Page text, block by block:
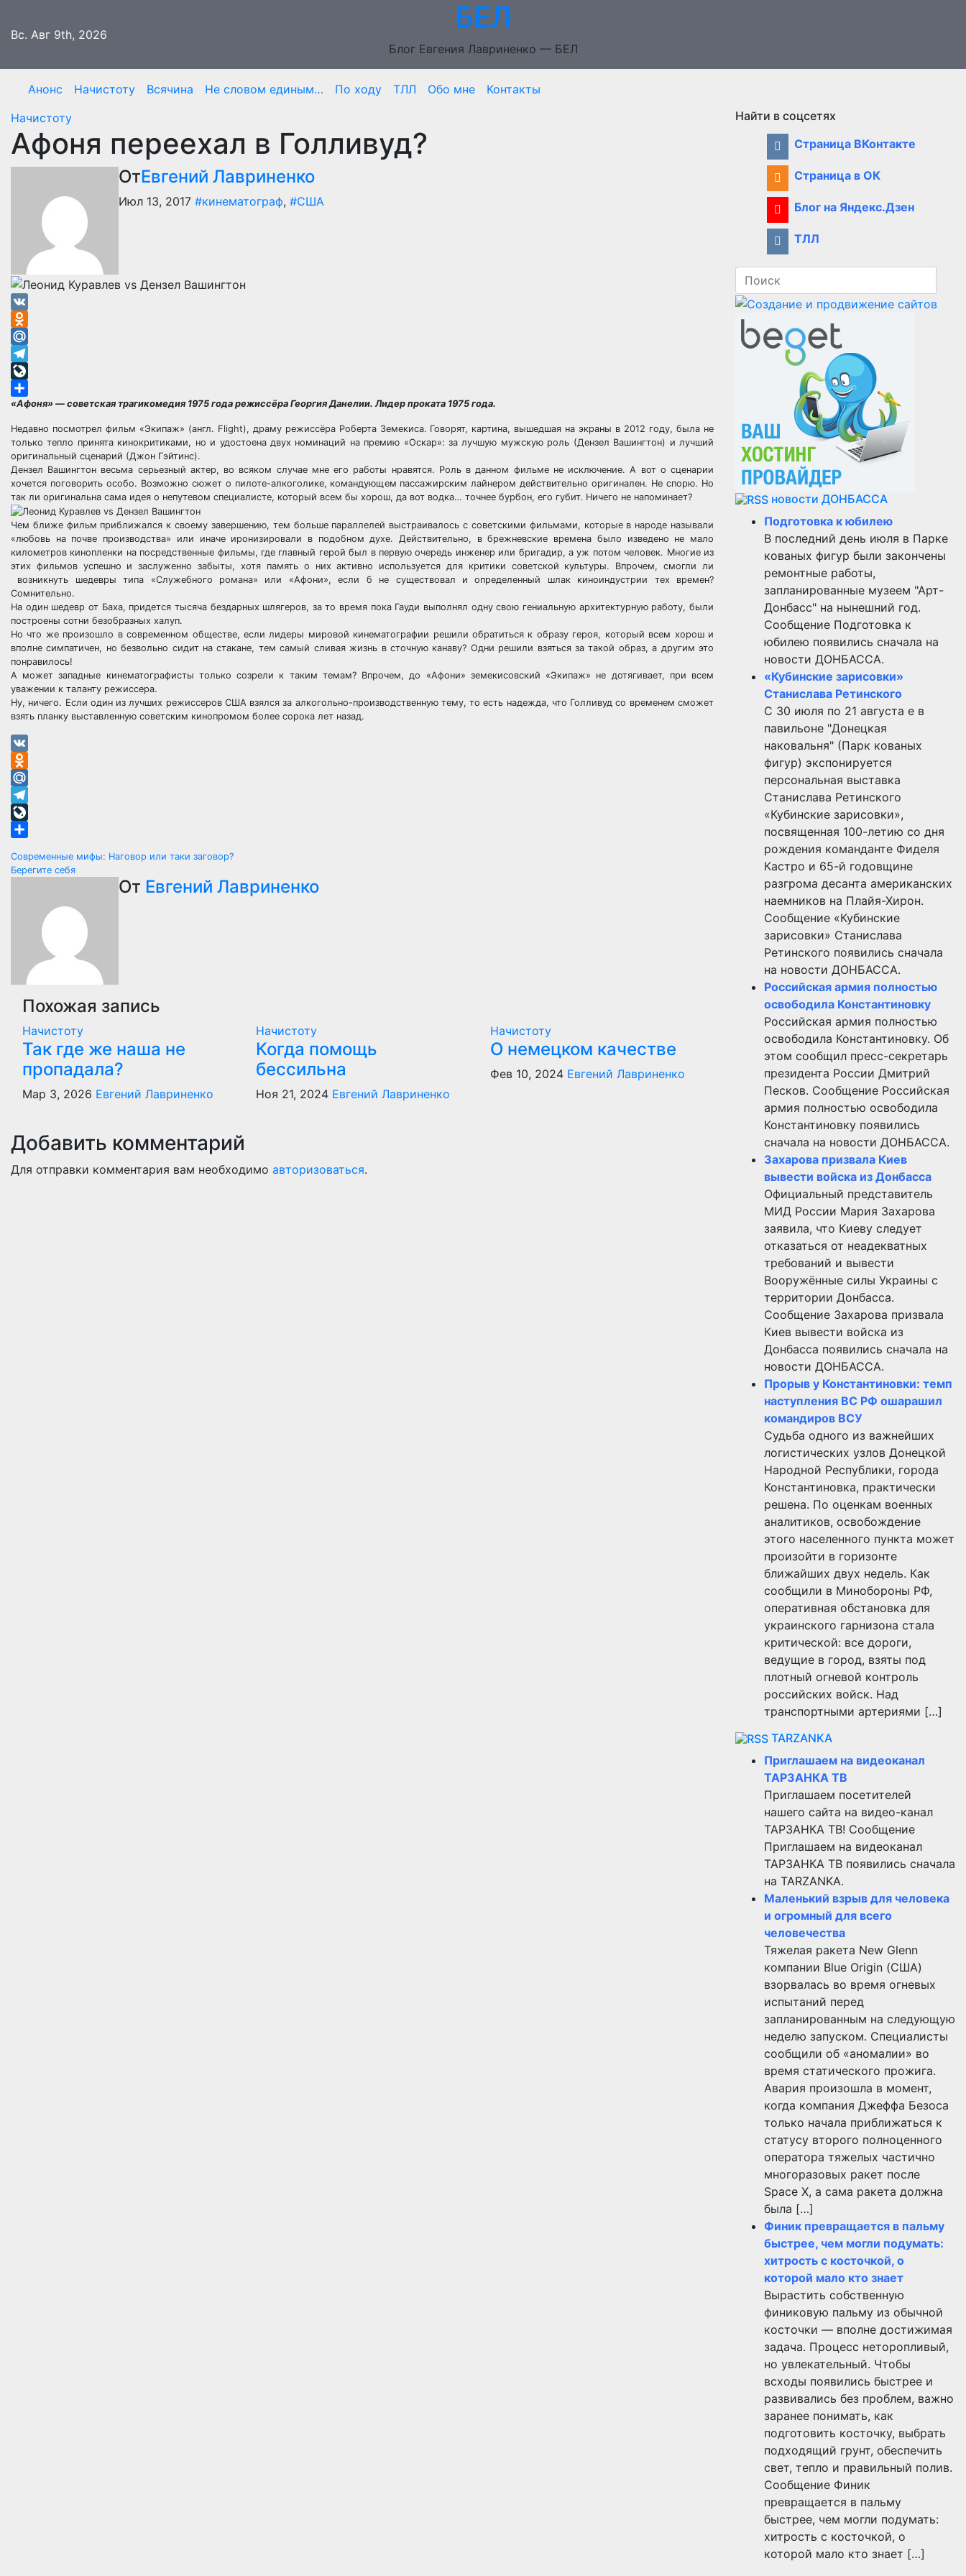
содержимому
Вс. Авг 9th, 2026 БЕЛ
Блог Евгения Лавриненко — БЕЛ
Анонс Начистоту Всячина Не словом единым… По ходу ТЛЛ Обо мне
Контакты
Начистоту
Афоня переехал в Голливуд?
ОтЕвгений Лавриненко
Июл 13, 2017 #кинематограф, #США
VK
Odnoklassniki
Mail.Ru
Telegram
LiveJournal
Отправить
«Афоня» — советская трагикомедия 1975 года режиссёра Георгия Данелии. Лидер проката 1975 года.
Недавно посмотрел фильм «Экипаж» (англ. Flight), драму режиссёра Роберта Земекиса. Говорят, картина, вышедшая на экраны в 2012 году, была не
только тепло принята кинокритиками, но и удостоена двух номинаций на премию «Оскар»: за лучшую мужскую роль (Дензел Вашингтон) и лучший
оригинальный сценарий (Джон Гэйтинс).
Дензел Вашингтон весьма серьезный актер, во всяком случае мне его работы нравятся. Роль в данном фильме не исключение. А вот о сценарии
хочется поговорить особо. Возможно сюжет о пилоте-алкоголике, командующем пассажирским лайнером действительно оригинален. Не спорю. Но
так ли оригинальна сама идея о непутевом специалисте, который всем бы хорош, да вот водка… точнее бурбон, его губит. Ничего не напоминает?
Чем ближе фильм приближался к своему завершению, тем больше параллелей выстраивалось с советскими фильмами, которые в народе называли
«любовь на почве производства» или иначе иронизировали в подобном духе. Действительно, в брежневские времена было изведено не мало
километров кинопленки на посредственные фильмы, где главный герой был в первую очередь инженер или бригадир, а уж потом человек. Многие из
этих фильмов успешно и заслуженно забыты, хотя память о них активно используется для критики советской культуры. Впрочем, смогли ли
возникнуть шедевры типа «Служебного романа» или «Афони», если б не существовал и определенный шлак киноиндустрии тех времен?
Сомнительно.
На один шедевр от Баха, придется тысяча бездарных шлягеров, за то время пока Гауди выполнял одну свою гениальную архитектурную работу, были
построены сотни безобразных халуп.
Но что же произошло в современном обществе, если лидеры мировой кинематографии решили обратиться к образу героя, который всем хорош и
вполне симпатичен, но безвольно сидит на стакане, тем самый сливая жизнь в сточную канаву? Одни решили взяться за такой образ, а другим это
понравилось!
А может западные кинематографисты только созрели к таким темам? Впрочем, до «Афони» земекисовский «Экипаж» не дотягивает, при всем
уважении к таланту режиссера.
Ну, ничего. Если один из лучших режиссеров США взялся за алкогольно-производственную тему, то есть надежда, что Голливуд со временем сможет
взять планку выставленную советским кинопромом более сорока лет назад.
VK
Odnoklassniki
Mail.Ru
Telegram
LiveJournal
Навигация
записям
Современные мифы: Наговор или таки заговор?
Берегите себя
От Евгений Лавриненко
Похожая запись
Начистоту
Так где же наша не
пропадала?
Мар 3, 2026 Евгений Лавриненко
Начистоту
Когда помощь
бессильна
Ноя 21, 2024 Евгений Лавриненко
Начистоту
О немецком качестве
Фев 10, 2024 Евгений Лавриненко
Добавить комментарий
Для отправки комментария вам необходимо авторизоваться.
Найти в соцсетях
Страница ВКонтакте
Страница в ОК
Блог на Яндекс.Дзен
ТЛЛ
новости ДОНБАССА
Подготовка к юбилею
В последний день июля в Парке
кованых фигур были закончены
ремонтные работы,
запланированные музеем "Арт-
Донбасс" на нынешний год.
Сообщение Подготовка к
юбилею появились сначала на
новости ДОНБАССА.
«Кубинские зарисовки»
Станислава Ретинского
С 30 июля по 21 августа е в
павильоне "Донецкая
наковальня" (Парк кованых
фигур) экспонируется
персональная выставка
Станислава Ретинского
«Кубинские зарисовки»,
посвященная 100-летию со дня
рождения команданте Фиделя
Кастро и 65-й годовщине
разгрома десанта американских
наемников на Плайя-Хирон.
Сообщение «Кубинские
зарисовки» Станислава
Ретинского появились сначала
на новости ДОНБАССА.
Российская армия полностью
освободила Константиновку
Российская армия полностью
освободила Константиновку. Об
этом сообщил пресс-секретарь
президента России Дмитрий
Песков. Сообщение Российская
армия полностью освободила
Константиновку появились
сначала на новости ДОНБАССА.
Захарова призвала Киев
вывести войска из Донбасса
Официальный представитель
МИД России Мария Захарова
заявила, что Киеву следует
отказаться от неадекватных
требований и вывести
Вооружённые силы Украины с
территории Донбасса.
Сообщение Захарова призвала
Киев вывести войска из
Донбасса появились сначала на
новости ДОНБАССА.
Прорыв у Константиновки: темп
наступления ВС РФ ошарашил
командиров ВСУ
Судьба одного из важнейших
логистических узлов Донецкой
Народной Республики, города
Константиновка, практически
решена. По оценкам военных
аналитиков, освобождение
этого населенного пункта может
произойти в горизонте
ближайших двух недель. Как
сообщили в Минобороны РФ,
оперативная обстановка для
украинского гарнизона стала
критической: все дороги,
ведущие в город, взяты под
плотный огневой контроль
российских войск. Над
транспортными артериями […]
TARZANKA
Приглашаем на видеоканал
ТАРЗАНКА ТВ
Приглашаем посетителей
нашего сайта на видео-канал
ТАРЗАНКА ТВ! Сообщение
Приглашаем на видеоканал
ТАРЗАНКА ТВ появились сначала
на TARZANKA.
Маленький взрыв для человека
и огромный для всего
человечества
Тяжелая ракета New Glenn
компании Blue Origin (США)
взорвалась во время огневых
испытаний перед
запланированным на следующую
неделю запуском. Специалисты
сообщили об «аномалии» во
время статического прожига.
Авария произошла в момент,
когда компания Джеффа Безоса
только начала приближаться к
статусу второго полноценного
оператора тяжелых частично
многоразовых ракет после
Space X, а сама ракета должна
была […]
Финик превращается в пальму
быстрее, чем могли подумать:
хитрость с косточкой, о
которой мало кто знает
Вырастить собственную
финиковую пальму из обычной
косточки — вполне достижимая
задача. Процесс неторопливый,
но увлекательный. Чтобы
всходы появились быстрее и
развивались без проблем, важно
заранее понимать, как
подготовить косточку, выбрать
подходящий грунт, обеспечить
свет, тепло и правильный полив.
Сообщение Финик
превращается в пальму
быстрее, чем могли подумать:
хитрость с косточкой, о
которой мало кто знает […]